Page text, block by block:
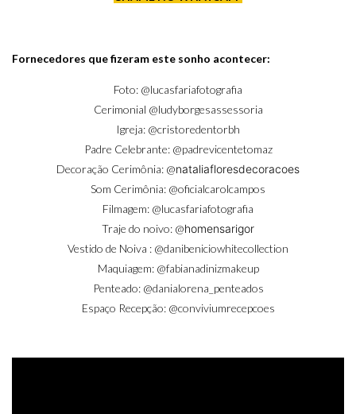
Fornecedores que fizeram este sonho acontecer:
Foto: @lucasfariafotografia
Cerimonial @ludyborgesassessoria
Igreja: @cristoredentorbh
Padre Celebrante: @padrevicentetomaz
Decoração Cerimônia: @nataliafloresdecoracoes
Som Cerimônia: @oficialcarolcampos
Filmagem: @lucasfariafotografia
Traje do noivo: @homensarigor
Vestido de Noiva : @danibeniciowhitecollection
Maquiagem: @fabianadinizmakeup
Penteado: @danialorena_penteados
Espaço Recepção: @conviviumrecepcoes